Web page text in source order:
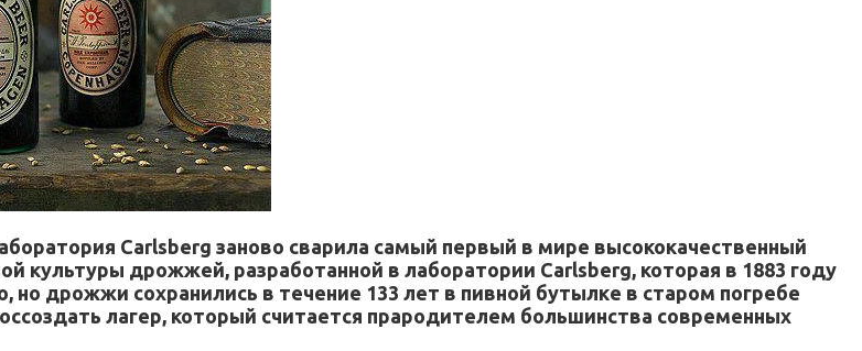
Carlsberg заново сварила самый первый в мире высококачественный
культуры дрожжей, разработанной в лаборатории Carlsberg, которая в 1883 году
дрожжи сохранились в течение 133 лет в пивной бутылке в старом погребе
лагер, который считается прародителем большинства современных